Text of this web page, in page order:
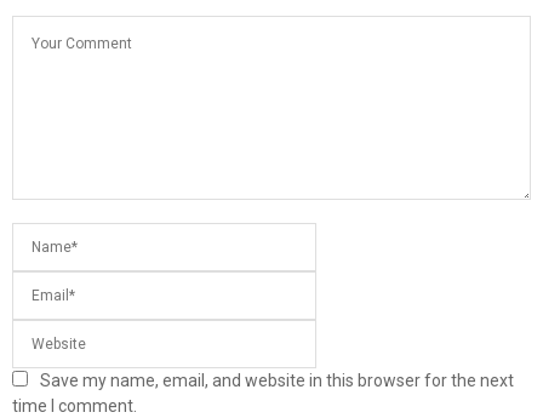
Save my name, email, and website in this browser for the next
time I comment.